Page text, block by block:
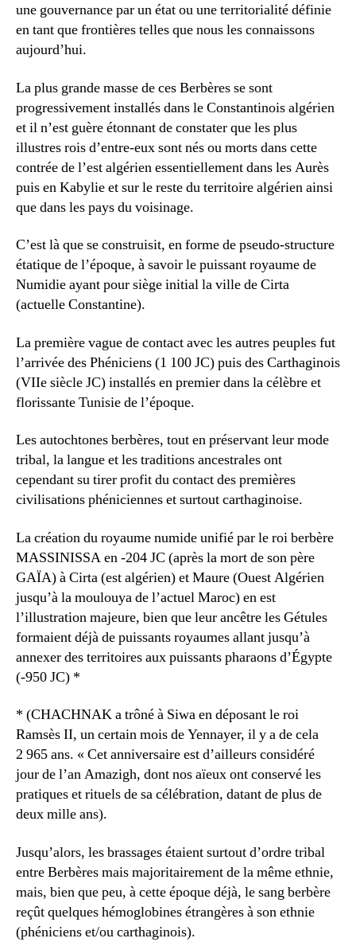
une gouvernance par un état ou une territorialité définie
en tant que frontières telles que nous les connaissons
aujourd’hui.
La plus grande masse de ces Berbères se sont
progressivement installés dans le Constantinois algérien
et il n’est guère étonnant de constater que les plus
illustres rois d’entre-eux sont nés ou morts dans cette
contrée de l’est algérien essentiellement dans les Aurès
puis en Kabylie et sur le reste du territoire algérien ainsi
que dans les pays du voisinage.
C’est là que se construisit, en forme de pseudo-structure
étatique de l’époque, à savoir le puissant royaume de
Numidie ayant pour siège initial la ville de Cirta
(actuelle Constantine).
La première vague de contact avec les autres peuples fut
l’arrivée des Phéniciens (1 100 JC) puis des Carthaginois
(VIIe siècle JC) installés en premier dans la célèbre et
florissante Tunisie de l’époque.
Les autochtones berbères, tout en préservant leur mode
tribal, la langue et les traditions ancestrales ont
cependant su tirer profit du contact des premières
civilisations phéniciennes et surtout carthaginoise.
La création du royaume numide unifié par le roi berbère
MASSINISSA en -204 JC (après la mort de son père
GAÏA) à Cirta (est algérien) et Maure (Ouest Algérien
jusqu’à la moulouya de l’actuel Maroc) en est
l’illustration majeure, bien que leur ancêtre les Gétules
formaient déjà de puissants royaumes allant jusqu’à
annexer des territoires aux puissants pharaons d’Égypte
(-950 JC) *
* (CHACHNAK a trôné à Siwa en déposant le roi
Ramsès II, un certain mois de Yennayer, il y a de cela
2 965 ans. « Cet anniversaire est d’ailleurs considéré
jour de l’an Amazigh, dont nos aïeux ont conservé les
pratiques et rituels de sa célébration, datant de plus de
deux mille ans).
Jusqu’alors, les brassages étaient surtout d’ordre tribal
entre Berbères mais majoritairement de la même ethnie,
mais, bien que peu, à cette époque déjà, le sang berbère
reçût quelques hémoglobines étrangères à son ethnie
(phéniciens et/ou carthaginois).